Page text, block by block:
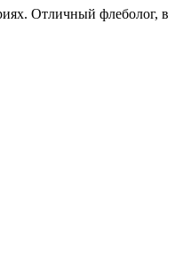
Отличный флеболог, в